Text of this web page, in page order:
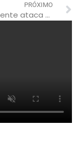
PRÓXIMO
adolescente ataca colega dentro de escola e deixa carta de despedida; em rondonópolis